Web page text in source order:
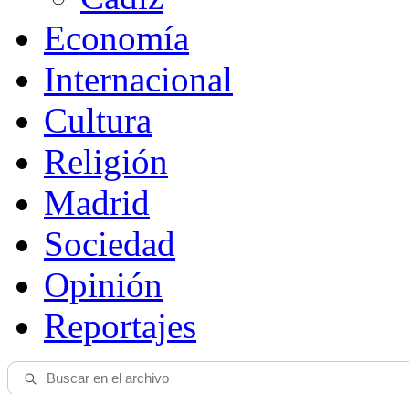
Economía
Internacional
Cultura
Religión
Madrid
Sociedad
Opinión
Reportajes